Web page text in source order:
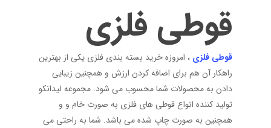
قوطی فلزی
قوطی فلزی ، امروزه خرید بسته بندی فلزی یکی از بهترین
راهکار آن هم برای اضافه کردن ارزش و همچنین زیبایی
دادن به محصولات شما محسوب می شود. مجموعه لیدانکو
تولید کننده انواع قوطی های فلزی به صورت خام و و
همچنین به صورت چاپ شده می باشد. شما به راحتی می